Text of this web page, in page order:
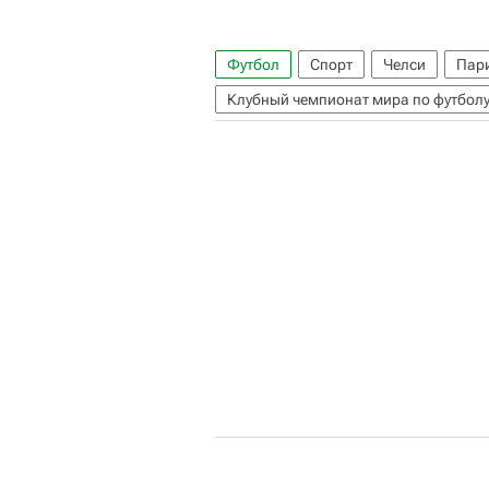
Футбол Спорт Челси
Клубный чемпионат мира по футболу